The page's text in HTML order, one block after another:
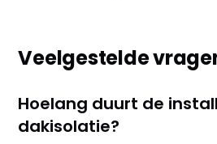
Veelgestelde
Hoelang duurt de
dakisolatie?